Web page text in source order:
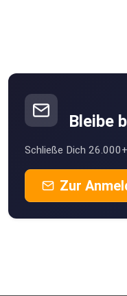
Bleibe
Schließe Dich
Zur